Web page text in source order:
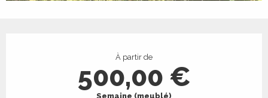
À partir de
500,00 €
Semaine (meublé)